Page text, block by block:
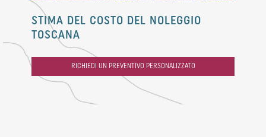
STIMA DEL COSTO DEL NOLEGGIO
TOSCANA
RICHIEDI UN PREVENTIVO PERSONALIZZATO